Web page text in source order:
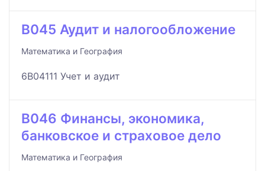
B045 Аудит и налогообложение
Математика и География
6B04111 Учет и аудит
B046 Финансы, экономика,
банковское и страховое дело
Математика и География